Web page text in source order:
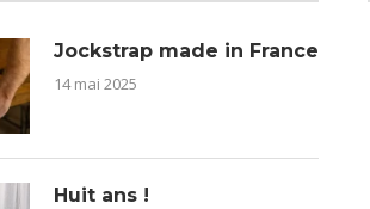
Jockstrap made in France
14 mai 2025
Huit ans !